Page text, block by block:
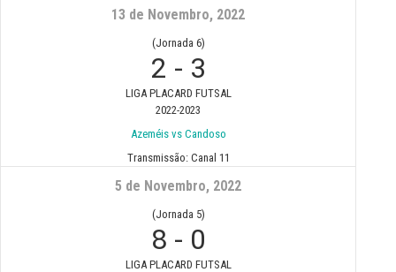
13 de Novembro, 2022
(Jornada 6)
2 - 3
LIGA PLACARD FUTSAL
2022-2023
Azeméis vs Candoso
Transmissão:Canal 11
5 de Novembro, 2022
(Jornada 5)
8 - 0
LIGA PLACARD FUTSAL